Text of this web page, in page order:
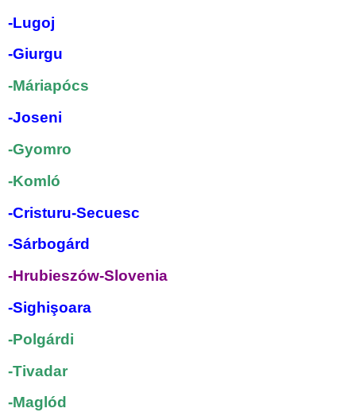
-Lugoj
-Giurgu
-Máriapócs
-Joseni
-Gyomro
-Komló
-Cristuru-Secuesc
-Sárbogárd
-Hrubieszów-Slovenia
-Sighişoara
-Polgárdi
-Tivadar
-Maglód